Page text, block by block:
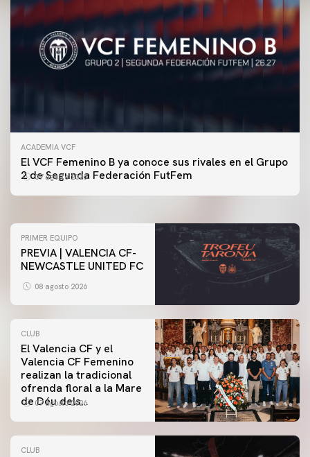
ACADEMIA VCF
El VCF Femenino B ya conoce sus rivales en el Grupo
2 de Segunda Federación FutFem
07 agosto 2026
PRIMER EQUIPO
ENTRENAMIENTO DEL VALENCIA CF 7/8/2026
PRIMER EQUIPO
PREVIA | VALENCIA CF-
NEWCASTLE UNITED FC
08 agosto 2026
CLUB
El Valencia CF y el
Valencia CF Femenino
realizan la tradicional
ofrenda floral a la Mare
de Déu dels
07 agosto 2026
CLUB